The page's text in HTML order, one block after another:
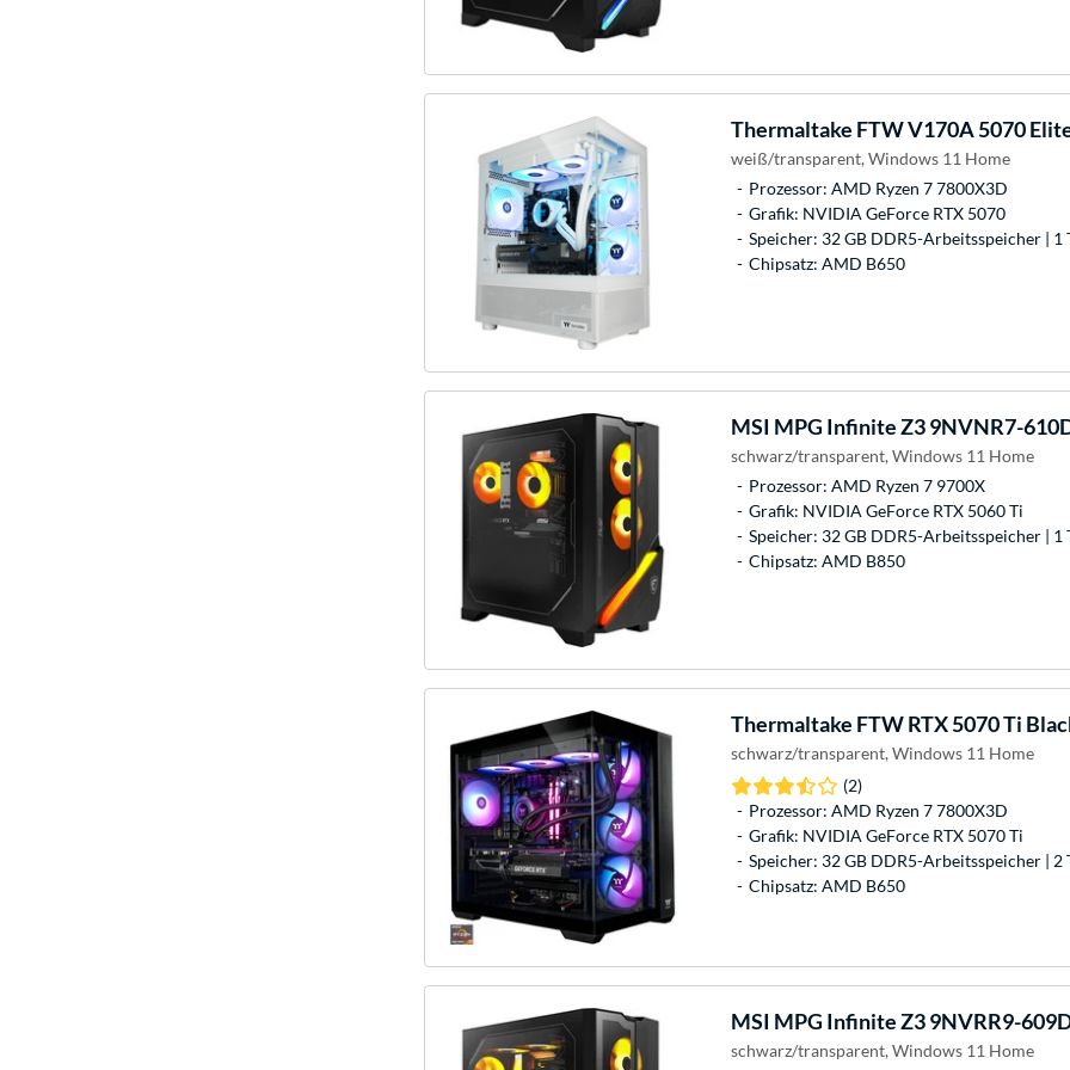
Thermaltake FTW V170A 5070
weiß/transparent, Windows 11 Home
Prozessor: AMD Ryzen 7 7800X3D
Grafik: NVIDIA GeForce RTX 5070
Speicher: 32 GB DDR5-Arbeitsspeicher | 1
Chipsatz: AMD B650
MSI MPG Infinite Z3 9NVNR7-
schwarz/transparent, Windows 11 Home
Prozessor: AMD Ryzen 7 9700X
Grafik: NVIDIA GeForce RTX 5060 Ti
Speicher: 32 GB DDR5-Arbeitsspeicher | 1
Chipsatz: AMD B850
Thermaltake FTW RTX 5070 Ti
schwarz/transparent, Windows 11 Home
(2)
Prozessor: AMD Ryzen 7 7800X3D
Grafik: NVIDIA GeForce RTX 5070 Ti
Speicher: 32 GB DDR5-Arbeitsspeicher | 2
Chipsatz: AMD B650
MSI MPG Infinite Z3 9NVRR9-
schwarz/transparent, Windows 11 Home